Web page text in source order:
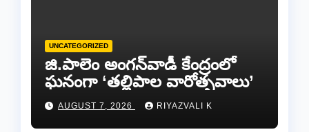
UNCATEGORIZED
జి.పాలెం అంగన్‌వాడీ కేంద్రంలో
ఘనంగా ‘తల్లిపాల వారోత్సవాలు’
AUGUST 7, 2026 RIYAZVALI K